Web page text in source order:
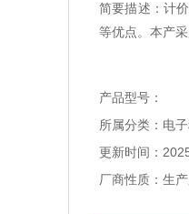
简要描述：计
等优点。本产
产品型号：
所属分类：电
更新时间：
厂商性质：生